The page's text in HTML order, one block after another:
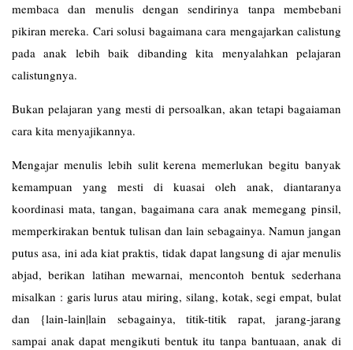
membaca dan menulis dengan sendirinya tanpa membebani
pikiran mereka. Cari solusi bagaimana cara mengajarkan calistung
pada anak lebih baik dibanding kita menyalahkan pelajaran
calistungnya.
Bukan pelajaran yang mesti di persoalkan, akan tetapi bagaiaman
cara kita menyajikannya.
Mengajar menulis lebih sulit kerena memerlukan begitu banyak
kemampuan yang mesti di kuasai oleh anak, diantaranya
koordinasi mata, tangan, bagaimana cara anak memegang pinsil,
memperkirakan bentuk tulisan dan lain sebagainya. Namun jangan
putus asa, ini ada kiat praktis, tidak dapat langsung di ajar menulis
abjad, berikan latihan mewarnai, mencontoh bentuk sederhana
misalkan : garis lurus atau miring, silang, kotak, segi empat, bulat
dan {lain-lain|lain sebagainya, titik-titik rapat, jarang-jarang
sampai anak dapat mengikuti bentuk itu tanpa bantuaan, anak di